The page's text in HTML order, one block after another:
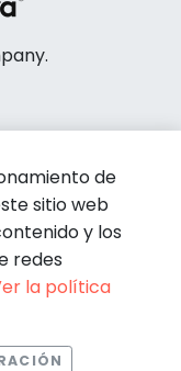
de
sitio web
y los
redes
la política